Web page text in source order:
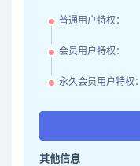
普通用户特权：
会员用户特权：
永久会员用户特权：
其他信息